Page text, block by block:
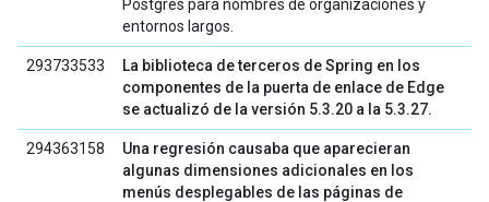
Postgres para nombres de organizaciones y
entornos largos.
293733533
La biblioteca de terceros de Spring en los
componentes de la puerta de enlace de Edge
se actualizó de la versión 5.3.20 a la 5.3.27.
294363158
Una regresión causaba que aparecieran
algunas dimensiones adicionales en los
menús desplegables de las páginas de